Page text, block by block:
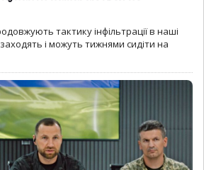
тактику інфільтрації в наші
і можуть тижнями сидіти на